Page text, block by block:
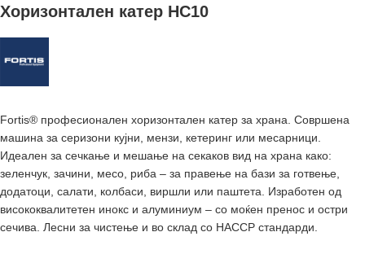
Хоризонтален катер HC10
Fortis® професионален хоризонтален катер за храна. Совршена
машина за серизони кујни, мензи, кетеринг или месарници.
Идеален за сечкање и мешање на секаков вид на храна како:
зеленчук, зачини, месо, риба – за правење на бази за готвење,
додатоци, салати, колбаси, виршли или паштета. Изработен од
висококвалитетен инокс и алуминиум – со моќен пренос и остри
сечива. Лесни за чистење и во склад со HACCP стандарди.